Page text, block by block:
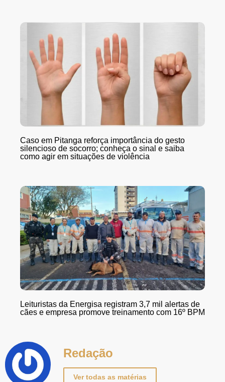
Caso em Pitanga reforça importância do gesto
silencioso de socorro; conheça o sinal e saiba
como agir em situações de violência
Leituristas da Energisa registram 3,7 mil alertas de
cães e empresa promove treinamento com 16º BPM
Redação
Ver todas as matérias